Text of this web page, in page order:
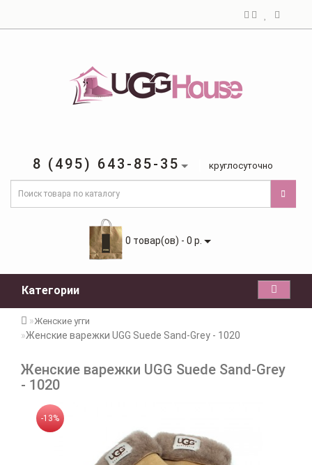
8 (495) 643-85-35 круглосуточно
0 товар(ов) - 0 р.
Категории
Женские угги
Женские варежки UGG Suede Sand-Grey - 1020
Женские варежки UGG Suede Sand-Grey
- 1020
-13%